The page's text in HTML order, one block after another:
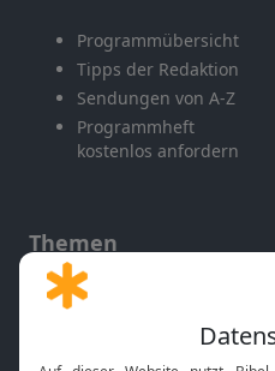
Programmübersicht
Tipps der Redaktion
Sendungen von A-Z
Programmheft
kostenlos anfordern
Themen
Gott und Bibel erklärt